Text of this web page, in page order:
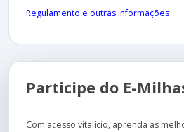
Regulamento e outras informações
Participe do E-
Com acesso vitalício, aprenda as